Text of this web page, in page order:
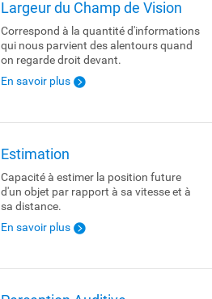
Largeur du Champ de Vision
Correspond à la quantité d'informations
qui nous parvient des alentours quand
on regarde droit devant.
En savoir plus
Estimation
Capacité à estimer la position future
d'un objet par rapport à sa vitesse et à
sa distance.
En savoir plus